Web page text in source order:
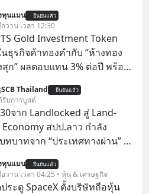
ทุนแมน ยืนยันแล้ว
อวาน เวลา 12:30
Gold Investment Token
ธุรกิจค้าทองคำกับ “ห้างทอง
ก” ผลตอบแทน 3% ต่อปี พร้อม
ลงทุนแมนจะเล่าให้ฟัง x MTS
กลุ่ม MTS Gold หรือห้าง
องสุก อยู่ในธุรกิจทองคำมา
นนับเป็นกลุ่มธุรกิจ
วม 3.5 ล้านล้านบาทในปี 2568
SCB Thailand ยืนยันแล้ว
รับการบูสต์
จาก Landlocked สู่ Land-
สปป.ลาว กำลัง
ทบาทจาก “ประเทศทางผ่าน” สู่
มิภาคลุ่มแม่น้ำโขง
ทุนแมน ยืนยันแล้ว
อวาน เวลา 04:25 • หุ้น & เศรษฐกิจ
ระตู SpaceX ตั้งบริษัทถือหุ้น